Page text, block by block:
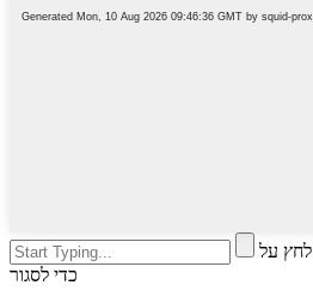
לחץ על Enter כדי לחפש או על ESC
כדי לסגור